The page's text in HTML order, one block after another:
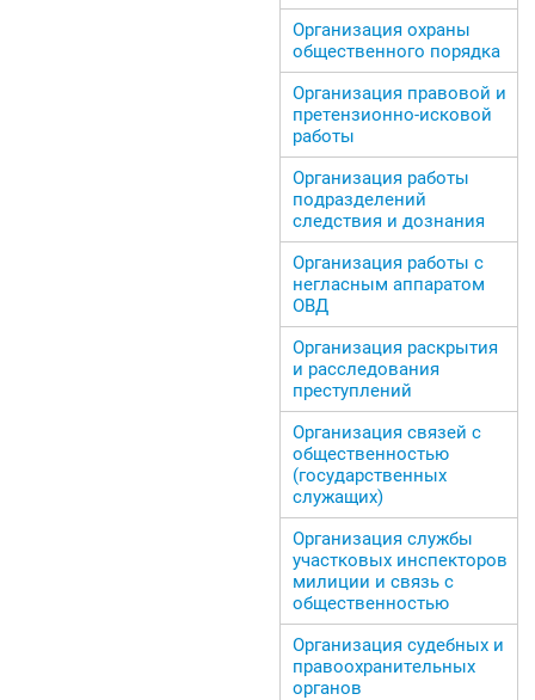
Организация охраны
общественного порядка
Организация правовой и
претензионно-исковой
работы
Организация работы
подразделений
следствия и дознания
Организация работы с
негласным аппаратом
ОВД
Организация раскрытия
и расследования
преступлений
Организация связей с
общественностью
(государственных
служащих)
Организация службы
участковых инспекторов
милиции и связь с
общественностью
Организация судебных и
правоохранительных
органов